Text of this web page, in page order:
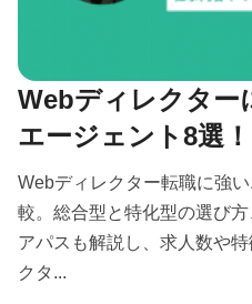
Webディレクター
エージェント8選！
Webディレクター転職に強
較。総合型と特化型の選び
アパスも解説し、求人数や
クタ...